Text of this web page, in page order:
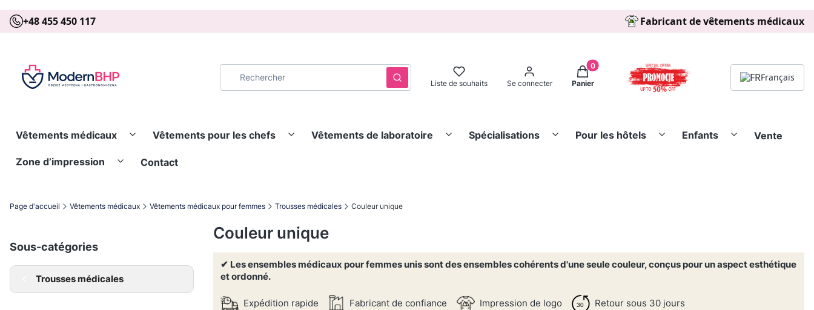
+48 455 450 117 Fabricant de vêtements médicaux
EffacerRechercherListe de souhaits Se connecter
Produits dans le panier: 0. Regarder les détails
Panier
Français
Vêtements médicaux Vêtements pour les chefs Vêtements de laboratoire Spécialisations Pour les hôtels Enfants Vente
Zone d’impression Contact
Page d'accueil Vêtements médicaux Vêtements médicaux pour femmes Trousses médicales Couleur unique
Sous-catégories
Trousses médicales
Couleur unique
✔ Les ensembles médicaux pour femmes unis sont des ensembles cohérents d'une seule couleur, conçus pour un aspect esthétique
et ordonné.
Expédition rapide Fabricant de confiance Impression de logo Retour sous 30 jours